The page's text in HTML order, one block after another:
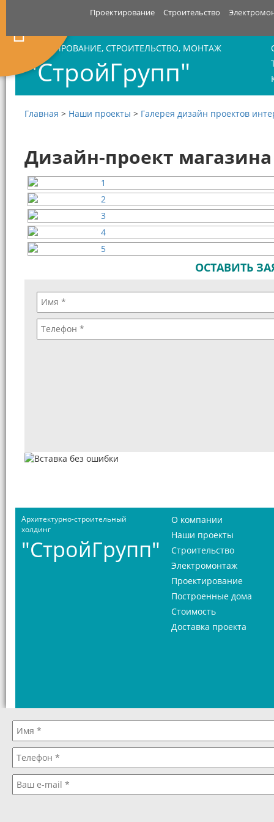
Проектирование Строительство
ПРОЕКТИРОВАНИЕ, СТРОИТЕЛЬСТВО, МОНТАЖ
"СтройГрупп"
Главная > Наши проекты > Галерея дизайн проектов
Дизайн-проект
ОСТАВИТЬ
Архитектурно-строительный
холдинг
"СтройГрупп"
О компании
Наши проекты
Строительство
Электромонтаж
Проектирование
Построенные дома
Стоимость
Доставка проекта